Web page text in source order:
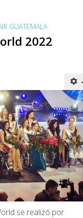
GUATEMALA
2022
se realizó por